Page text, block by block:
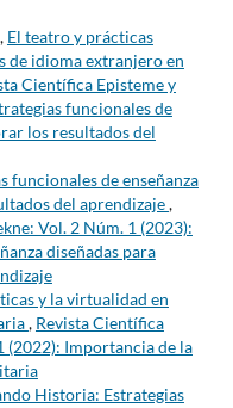
El teatro y prácticas
de idioma extranjero en
Científica Episteme y
funcionales de
los resultados del
funcionales de enseñanza
del aprendizaje,
Vol. 2 Núm. 1 (2023):
diseñadas para
y la virtualidad en
, Revista Científica
(2022): Importancia de la
Historia: Estrategias